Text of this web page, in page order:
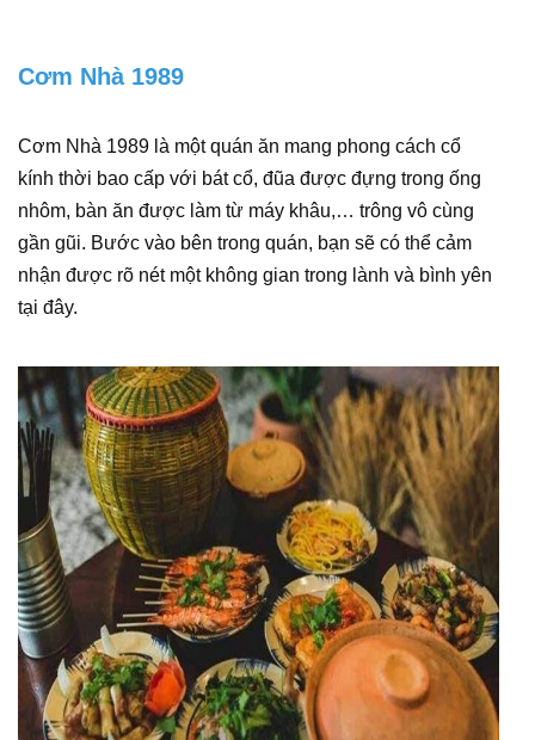
Cơm Nhà 1989
Cơm Nhà 1989 là một quán ăn mang phong cách cổ
kính thời bao cấp với bát cổ, đũa được đựng trong ống
nhôm, bàn ăn được làm từ máy khâu,… trông vô cùng
gần gũi. Bước vào bên trong quán, bạn sẽ có thể cảm
nhận được rõ nét một không gian trong lành và bình yên
tại đây.